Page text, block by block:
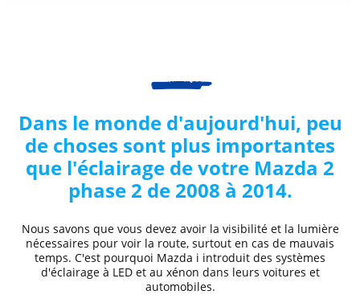
Dans le monde d'aujourd'hui, peu
de choses sont plus importantes
que l'éclairage de votre Mazda 2
phase 2 de 2008 à 2014.
Nous savons que vous devez avoir la visibilité et la lumière
nécessaires pour voir la route, surtout en cas de mauvais
temps. C'est pourquoi Mazda i introduit des systèmes
d'éclairage à LED et au xénon dans leurs voitures et
automobiles.